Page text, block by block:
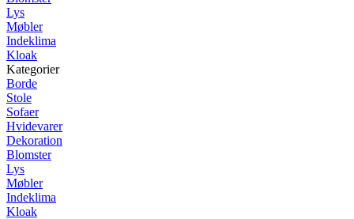
Lys
Møbler
Indeklima
Kloak
Kategorier
Borde
Stole
Sofaer
Hvidevarer
Dekoration
Blomster
Lys
Møbler
Indeklima
Kloak